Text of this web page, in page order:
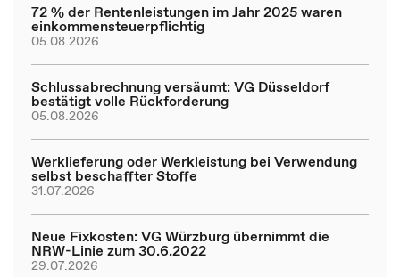
72 % der Rentenleistungen im Jahr 2025 waren
einkommensteuerpflichtig
05.08.2026
Schlussabrechnung versäumt: VG Düsseldorf
bestätigt volle Rückforderung
05.08.2026
Werklieferung oder Werkleistung bei Verwendung
selbst beschaffter Stoffe
31.07.2026
Neue Fixkosten: VG Würzburg übernimmt die
NRW-Linie zum 30.6.2022
29.07.2026